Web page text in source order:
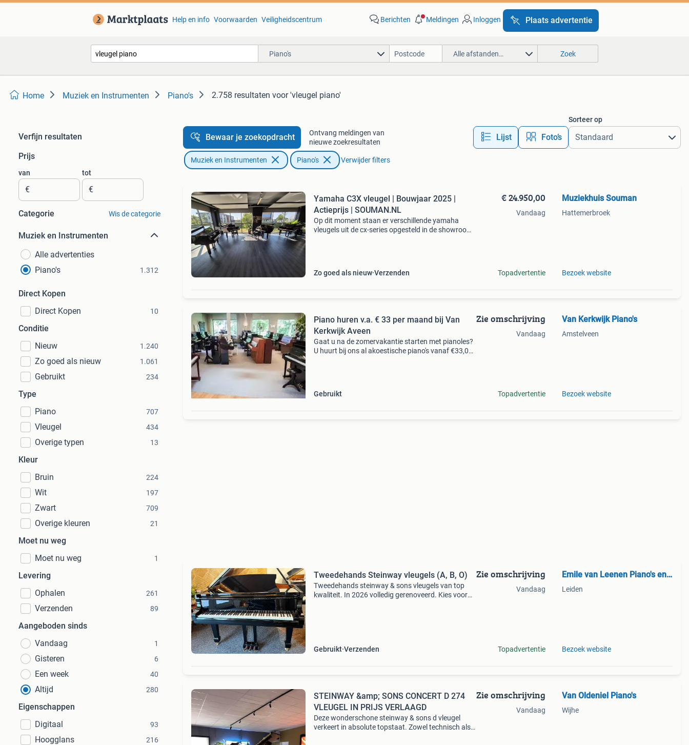
Help en info Voorwaarden Veiligheidscentrum Berichten Meldingen Inloggen Plaats advertentie
Piano's Alle afstanden… Zoek
Home Muziek en Instrumenten Piano's 2.758 resultaten voor 'vleugel piano'
Verfijn resultaten
Prijs
van
€
tot
€
Categorie Wis de categorie
Muziek en Instrumenten
Alle advertenties
Piano's
1.312
Direct Kopen
Direct Kopen
10
Conditie
Nieuw
1.240
Zo goed als nieuw 1.061
Gebruikt 234
Type
Piano
707
Vleugel 434
Overige typen 13
Kleur
Bruin
224
Wit 197
Zwart 709
Overige kleuren 21
Moet nu weg
Moet nu weg
1
Levering
Ophalen
261
Verzenden 89
Aangeboden sinds
Vandaag
1
Gisteren 6
Een week 40
Altijd 280
Eigenschappen
Digitaal
93
Hoogglans 216
Bewaar je zoekopdracht
Ontvang meldingen van
nieuwe zoekresultaten
Lijst Foto’s
Sorteer op
Muziek en Instrumenten Piano's Verwijder filters
Yamaha C3X vleugel | Bouwjaar 2025 |
Actieprijs | SOUMAN.NL
Op dit moment staan er verschillende yamaha
vleugels uit de cx-series opgesteld in de showroom
Zo goed als nieuw Verzenden
€ 24.950,00
Vandaag
Topadvertentie
Muziekhuis Souman
Hattemerbroek
Bezoek website
Piano huren v.a. € 33 per maand bij Van
Kerkwijk Aveen
Gaat u na de zomervakantie starten met pianoles?
U huurt bij ons al akoestische piano's vanaf €33,00
Gebruikt
Zie omschrijving
Vandaag
Topadvertentie
Van Kerkwijk Piano's
Amstelveen
Bezoek website
Tweedehands Steinway vleugels (A, B, O)
Tweedehands steinway & sons vleugels van top
kwaliteit. In 2026 volledig gerenoveerd. Kies voor
Gebruikt Verzenden
Zie omschrijving
Vandaag
Topadvertentie
Emile van Leenen Piano's en Vleugels
Leiden
Bezoek website
STEINWAY &amp; SONS CONCERT D 274
VLEUGEL IN PRIJS VERLAAGD
Deze wonderschone steinway & sons d vleugel
verkeert in absolute topstaat. Zowel technisch als
Zie omschrijving
Vandaag
Van Oldeniel Piano's
Wijhe